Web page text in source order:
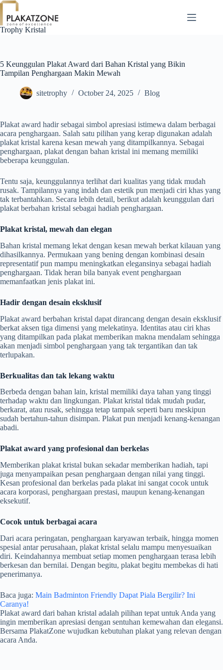
Skip
content
Trophy Kristal
5 Keunggulan Plakat Award dari Bahan Kristal yang Bikin
Tampilan Penghargaan Makin Mewah
sitetrophy October 24, 2025 Blog
Plakat award hadir sebagai simbol apresiasi istimewa dalam berbagai
acara penghargaan. Salah satu pilihan yang kerap digunakan adalah
plakat kristal karena kesan mewah yang ditampilkannya. Sebagai
penghargaan, plakat dengan bahan kristal ini memang memiliki
beberapa keunggulan.
Tentu saja, keunggulannya terlihat dari kualitas yang tidak mudah
rusak. Tampilannya yang indah dan estetik pun menjadi ciri khas yang
tak terbantahkan. Secara lebih detail, berikut adalah keunggulan dari
plakat berbahan kristal sebagai hadiah penghargaan.
Plakat kristal, mewah dan elegan
Bahan kristal memang lekat dengan kesan mewah berkat kilauan yang
dihasilkannya. Permukaan yang bening dengan kombinasi desain
representatif pun mampu meningkatkan elegansinya sebagai hadiah
penghargaan. Tidak heran bila banyak event penghargaan
memanfaatkan jenis plakat ini.
Hadir dengan desain eksklusif
Plakat award berbahan kristal dapat dirancang dengan desain eksklusif
berkat aksen tiga dimensi yang melekatinya. Identitas atau ciri khas
yang ditampilkan pada plakat memberikan makna mendalam sehingga
akan menjadi simbol penghargaan yang tak tergantikan dan tak
terlupakan.
Berkualitas dan tak lekang waktu
Berbeda dengan bahan lain, kristal memiliki daya tahan yang tinggi
terhadap waktu dan lingkungan. Plakat kristal tidak mudah pudar,
berkarat, atau rusak, sehingga tetap tampak seperti baru meskipun
sudah bertahun-tahun disimpan. Plakat pun menjadi kenang-kenangan
abadi.
Plakat award yang profesional dan berkelas
Memberikan plakat kristal bukan sekadar memberikan hadiah, tapi
juga menyampaikan pesan penghargaan dengan nilai yang tinggi.
Kesan profesional dan berkelas pada plakat ini sangat cocok untuk
acara korporasi, penghargaan prestasi, maupun kenang-kenangan
eksekutif.
Cocok untuk berbagai acara
Dari acara peringatan, penghargaan karyawan terbaik, hingga momen
spesial antar perusahaan, plakat kristal selalu mampu menyesuaikan
diri. Keindahannya membuat setiap momen penghargaan terasa lebih
berkesan dan bernilai. Dengan begitu, plakat begitu membekas di hati
penerimanya.
Baca juga: Main Badminton Friendly Dapat Piala Bergilir? Ini
Caranya!
Plakat award dari bahan kristal adalah pilihan tepat untuk Anda yang
ingin memberikan apresiasi dengan sentuhan kemewahan dan elegansi.
Bersama PlakatZone wujudkan kebutuhan plakat yang relevan dengan
acara Anda.